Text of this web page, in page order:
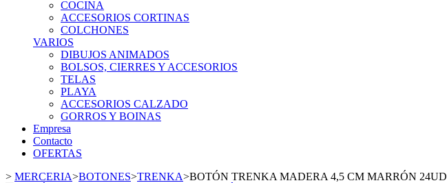
COCINA
ACCESORIOS CORTINAS
COLCHONES
VARIOS
DIBUJOS ANIMADOS
BOLSOS, CIERRES Y ACCESORIOS
TELAS
PLAYA
ACCESORIOS CALZADO
GORROS Y BOINAS
Empresa
Contacto
OFERTAS
> MERCERIA>BOTONES>TRENKA>BOTÓN TRENKA MADERA 4,5 CM MARRÓN 24UD